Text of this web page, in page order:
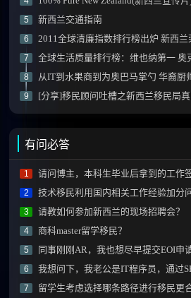
5 新西兰交通指南
6 2011全球清廉指数排行榜出炉 新西兰
7 全球生活质量排行榜：维也纳第一 奥
8 从IT到水果商到为奥巴马掌勺 华裔厨
9 [分享]移民顾问吐槽之新西兰移民局真的一切
有问必答
1 请问博主，本科生毕业后拿到的工作签证还
2 技术移民利用国内相关工作经验加分
3 请教如何参加新西兰的现场招聘会？
4 商科master留学移民？
5 同事刚刚AR，我也想尽早提交EOI申
6 我想问下，我老公是IT程序员，通过SEEK直接申请到
7 留学生考虑选择哪条路径进行移民更